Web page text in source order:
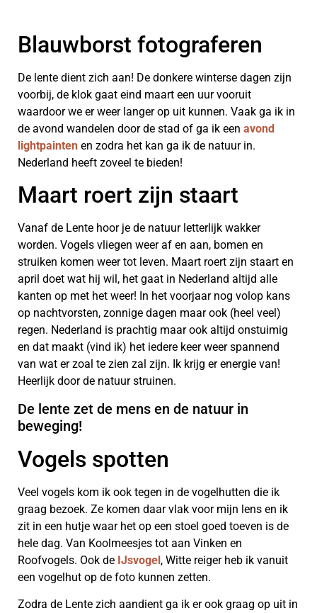
Blauwborst fotograferen
De lente dient zich aan! De donkere winterse dagen zijn
voorbij, de klok gaat eind maart een uur vooruit
waardoor we er weer langer op uit kunnen. Vaak ga ik in
de avond wandelen door de stad of ga ik een avond
lightpainten en zodra het kan ga ik de natuur in.
Nederland heeft zoveel te bieden!
Maart roert zijn staart
Vanaf de Lente hoor je de natuur letterlijk wakker
worden. Vogels vliegen weer af en aan, bomen en
struiken komen weer tot leven. Maart roert zijn staart en
april doet wat hij wil, het gaat in Nederland altijd alle
kanten op met het weer! In het voorjaar nog volop kans
op nachtvorsten, zonnige dagen maar ook (heel veel)
regen. Nederland is prachtig maar ook altijd onstuimig
en dat maakt (vind ik) het iedere keer weer spannend
van wat er zoal te zien zal zijn. Ik krijg er energie van!
Heerlijk door de natuur struinen.
De lente zet de mens en de natuur in
beweging!
Vogels spotten
Veel vogels kom ik ook tegen in de vogelhutten die ik
graag bezoek. Ze komen daar vlak voor mijn lens en ik
zit in een hutje waar het op een stoel goed toeven is de
hele dag. Van Koolmeesjes tot aan Vinken en
Roofvogels. Ook de IJsvogel, Witte reiger heb ik vanuit
een vogelhut op de foto kunnen zetten.
Zodra de Lente zich aandient ga ik er ook graag op uit in